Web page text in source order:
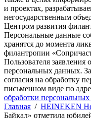
и проектах,
негосударственным
Центром развития
Персональные данные
хранятся до момента
филантропии
Пользователя заявления
персональных данных.
согласия на обработку
письменном виде по
обработки
Главная / HEINEKEN
Байкал» отметила